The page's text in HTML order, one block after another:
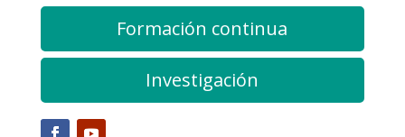
Formación continua
Investigación